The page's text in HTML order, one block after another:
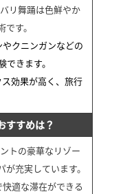
リ舞踊は色鮮やか
す。
クニンガンなどの
きます。
効果が高く、旅行
すすめは？
トの豪華なリゾー
充実しています。
適な滞在ができる